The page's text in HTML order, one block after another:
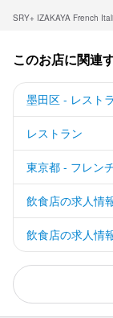
SRY+ IZAKAYA French
このお店に関連
墨田区 - レスト
レストラン
東京都 - フレン
飲食店の求人情
飲食店の求人情